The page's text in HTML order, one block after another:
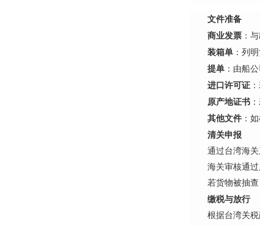
文件准备
商业发票 ：
装箱单 ：列
提单 ：由船
进口许可证
原产地证书
其他文件 ：
清关申报
通过台湾海
海关审核通
若货物被抽
缴税与放行
根据台湾关